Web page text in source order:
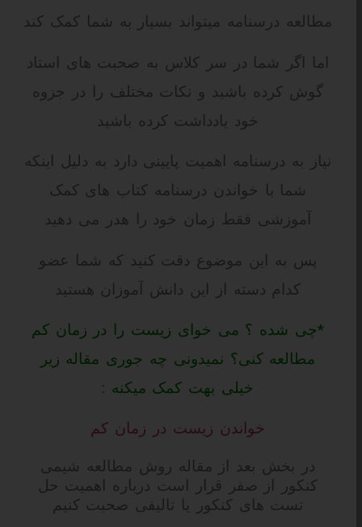
مطالعه درسنامه میتواند بسیار به شما کمک کند
اما اگر شما در سر کلاس به صحبت های استاد
گوش کرده باشید و نکات مختلف را در جزوه
خود یادداشت کرده باشید
نیاز به درسنامه اهمیت پایینی دارد به دلیل اینکه
شما با خواندن درسنامه کتاب های کمک
آموزشی فقط زمان خود را هدر می دهید
پس به این موضوع دقت کنید که شما عضو
کدام دسته از این دانش آموزان هستید
*چی شده ؟ می خوای زیست را در زمان کم
مطالعه کنی؟ نمیدونی چه جوری مقاله زیر
خیلی بهت کمک میکنه :
خواندن زیست در زمان کم
در بخش بعد از مقاله روش مطالعه شیمی
کنکور از صفر قرار است درباره اهمیت حل
تست های کنکور یا تالیفی صحبت کنیم